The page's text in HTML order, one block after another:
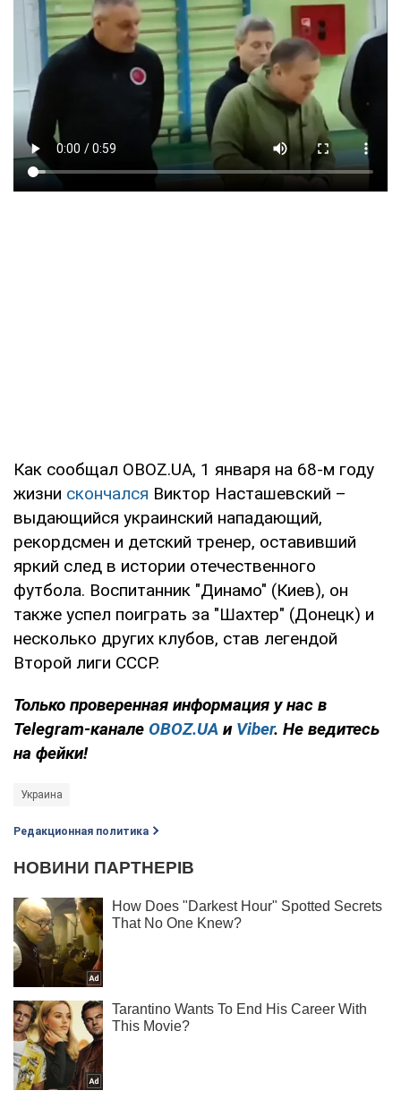
Как сообщал OBOZ.UA, 1 января на 68-м году
жизни скончался Виктор Насташевский –
выдающийся украинский нападающий,
рекордсмен и детский тренер, оставивший
яркий след в истории отечественного
футбола. Воспитанник "Динамо" (Киев), он
также успел поиграть за "Шахтер" (Донецк) и
несколько других клубов, став легендой
Второй лиги СССР.
Только проверенная информация у нас в
Telegram-канале OBOZ.UA и Viber. Не ведитесь
на фейки!
Украина
Редакционная политика